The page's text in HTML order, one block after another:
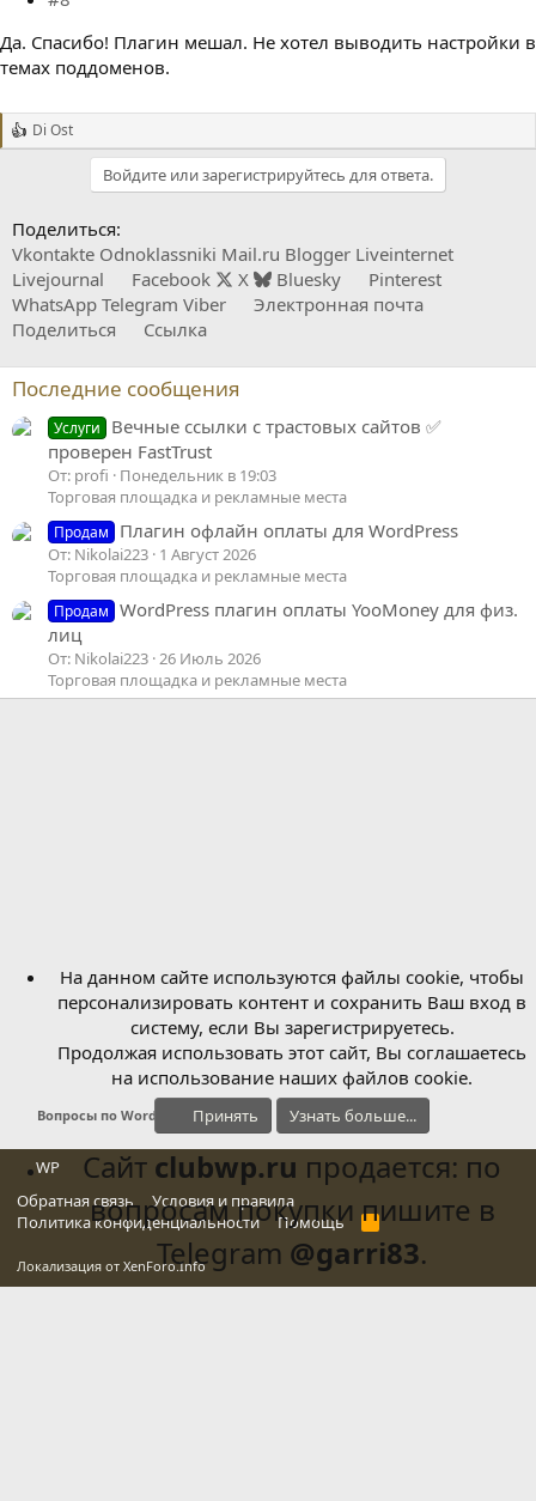
Да. Спасибо! Плагин мешал. Не хотел выводить настройки в
темах поддоменов.
Р
и
и
Di Ost
Войдите или зарегистрируйтесь для ответа.
Поделиться:
Vkontakte Odnoklassniki Mail.ru Blogger Liveinternet
Livejournal
Facebook X Bluesky
Pinterest
WhatsApp Telegram Viber
Электронная почта
Поделиться
Ссылка
Последние сообщения
Услуги
Вечные ссылки с трастовых сайтов ✅
проверен FastTrust
От: profi
Понедельник в 19:03
Торговая площадка и рекламные места
Продам Плагин офлайн оплаты для WordPress
От: Nikolai223 1 Август 2026
Торговая площадка и рекламные места
Продам
WordPress плагин оплаты YooMoney для физ.
лиц
От: Nikolai223 26 Июль 2026
Торговая площадка и рекламные места
Вопросы по WordPress
WP
Обратная связь
Условия и правила
Политика конфиденциальности
Помощь
R
S
Локализация от XenForo.Info
На данном сайте используются файлы cookie, чтобы
персонализировать контент и сохранить Ваш вход в
систему, если Вы зарегистрируетесь.
Продолжая использовать этот сайт, Вы соглашаетесь
на использование наших файлов cookie.
Принять Узнать больше...
Сайт clubwp.ru продается: по
вопросам покупки пишите в
Telegram @garri83.